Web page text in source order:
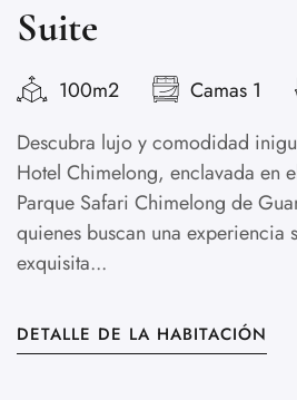
Suite
100m2 Camas 1
Descubra lujo y comodidad
Hotel Chimelong, enclavada en
Parque Safari Chimelong de
quienes buscan una experiencia
exquisita...
DETALLE DE LA HABITACIÓN